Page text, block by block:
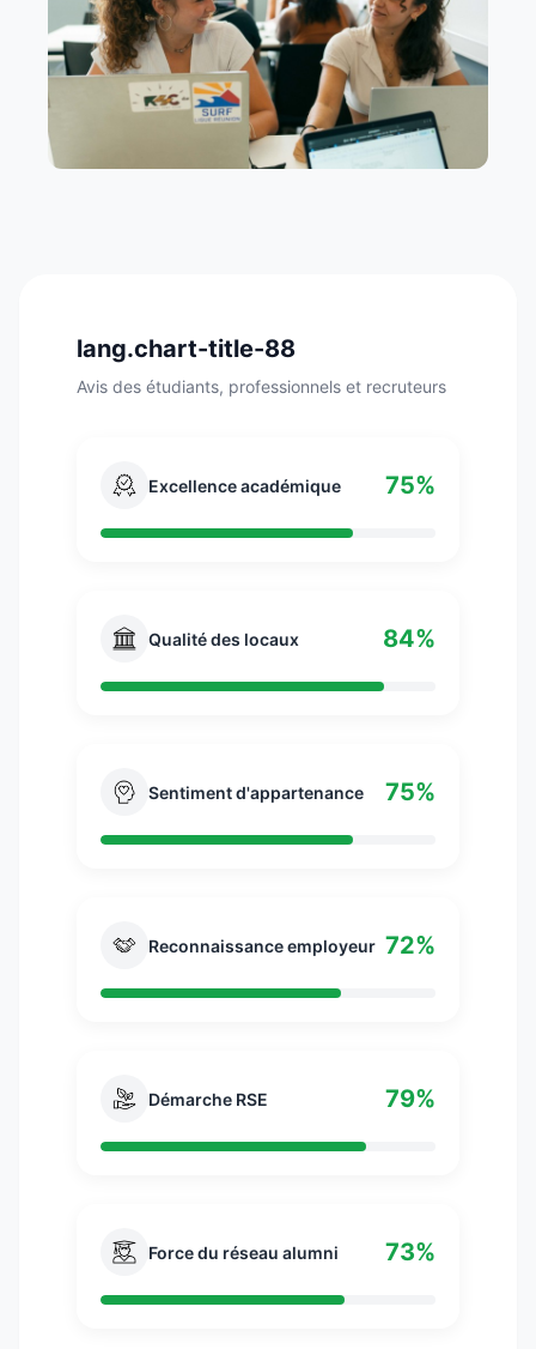
lang.chart-title-88
Avis des étudiants, professionnels et recruteurs
Excellence académique 75%
Qualité des locaux 84%
Sentiment d'appartenance 75%
Reconnaissance employeur 72%
Démarche RSE 79%
Force du réseau alumni 73%